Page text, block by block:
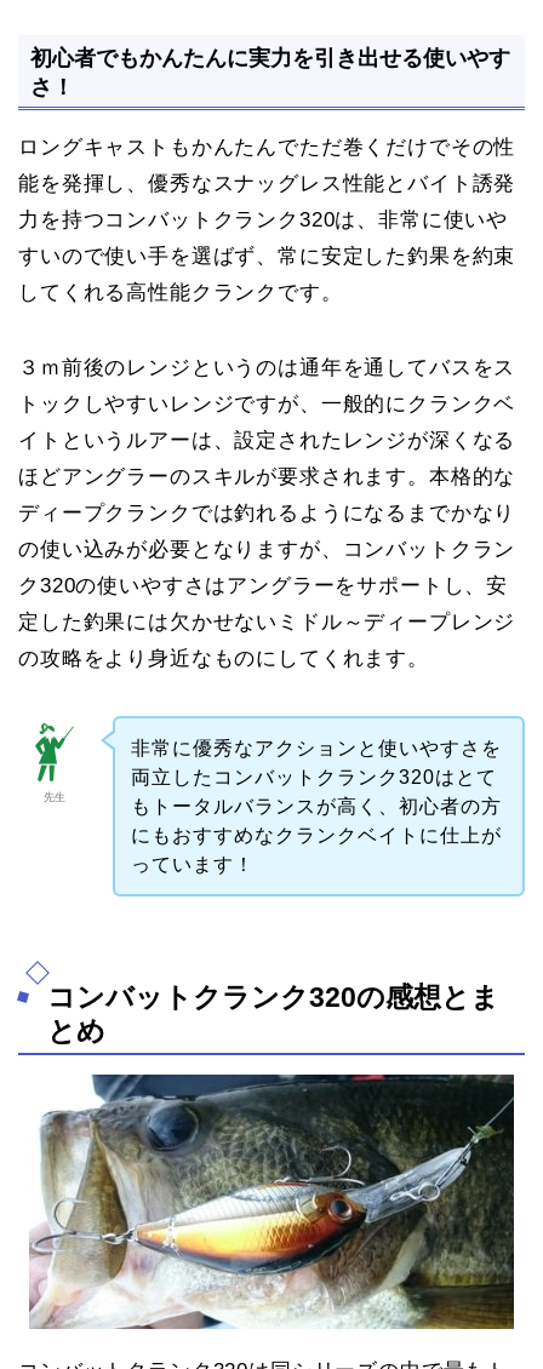
初心者でもかんたんに実力を引き出せる使いやす
さ！
ロングキャストもかんたんでただ巻くだけでその性
能を発揮し、優秀なスナッグレス性能とバイト誘発
力を持つコンバットクランク320は、非常に使いや
すいので使い手を選ばず、常に安定した釣果を約束
してくれる高性能クランクです。
３ｍ前後のレンジというのは通年を通してバスをス
トックしやすいレンジですが、一般的にクランクベ
イトというルアーは、設定されたレンジが深くなる
ほどアングラーのスキルが要求されます。本格的な
ディープクランクでは釣れるようになるまでかなり
の使い込みが必要となりますが、コンバットクラン
ク320の使いやすさはアングラーをサポートし、安
定した釣果には欠かせないミドル～ディープレンジ
の攻略をより身近なものにしてくれます。
先生
非常に優秀なアクションと使いやすさを
両立したコンバットクランク320はとて
もトータルバランスが高く、初心者の方
にもおすすめなクランクベイトに仕上が
っています！
コンバットクランク320の感想とま
とめ